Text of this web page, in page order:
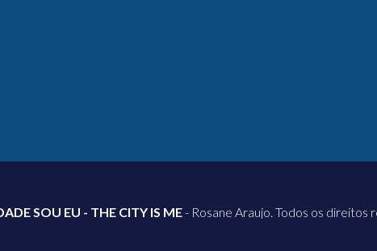
SOU EU - THE CITY IS ME- Rosane Araujo. Todos os direitos